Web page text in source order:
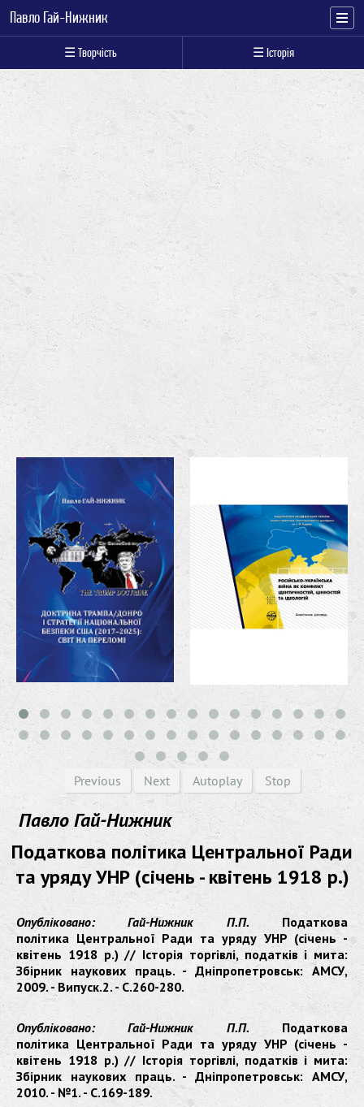
Павло Гай-Нижник
☰ Творчість ☰ Історія
Previous Next Autoplay Stop
Павло Гай-Нижник
Податкова політика Центральної Ради
та уряду УНР (січень - квітень 1918 р.)
Опубліковано: Гай-Нижник П.П. Податкова
політика Центральної Ради та уряду УНР (січень -
квітень 1918 р.) // Історія торгівлі, податків і мита:
Збірник наукових праць. - Дніпропетровськ: АМСУ,
2009. - Випуск.2. - С.260-280.
Опубліковано: Гай-Нижник П.П. Податкова
політика Центральної Ради та уряду УНР (січень -
квітень 1918 р.) // Історія торгівлі, податків і мита:
Збірник наукових праць. - Дніпропетровськ: АМСУ,
2010. - №1. - С.169-189.